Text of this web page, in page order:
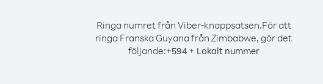
Ringa numret från Viber-knappsatsen.För att
ringa Franska Guyana från Zimbabwe, gör det
följande:+594+ Lokalt nummer